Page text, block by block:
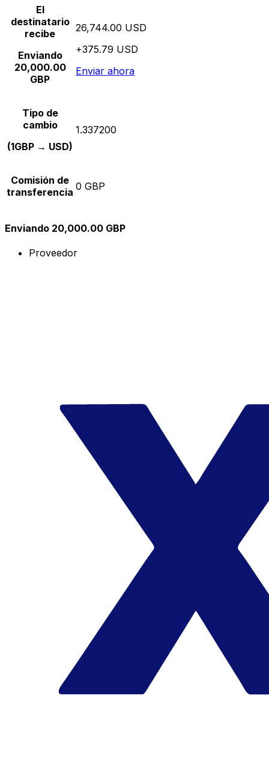
El
destinatario
recibe
Enviando
20,000.00
GBP
26,744.00 USD
+375.79 USD
Enviar ahora
Tipo de
cambio
(1GBP → USD)
1.337200
Comisión de
transferencia 0 GBP
Enviando 20,000.00 GBP
Proveedor